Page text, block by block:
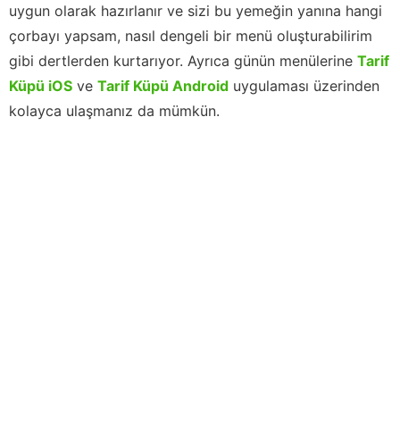
uygun olarak hazırlanır ve sizi bu yemeğin yanına hangi
çorbayı yapsam, nasıl dengeli bir menü oluşturabilirim
gibi dertlerden kurtarıyor. Ayrıca günün menülerine Tarif
Küpü iOS ve Tarif Küpü Android uygulaması üzerinden
kolayca ulaşmanız da mümkün.